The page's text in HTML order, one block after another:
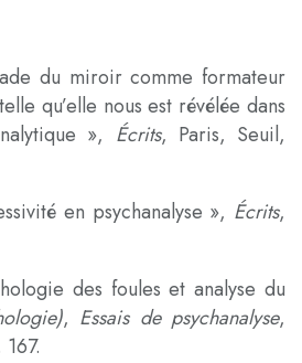
du miroir comme formateur
qu’elle nous est révélée dans
», Écrits, Paris, Seuil,
en psychanalyse », Écrits,
des foules et analyse du
, Essais de psychanalyse,